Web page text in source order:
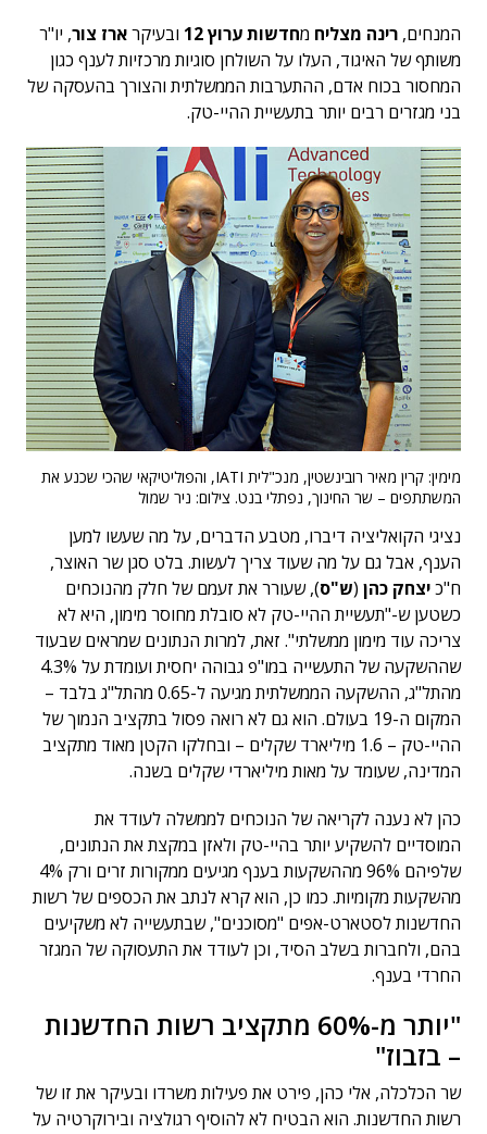
המנחים, רינה מצליח מחדשות ערוץ 12 ובעיקרארז צור, יו"ר
משותף של האיגוד, העלו על השולחן סוגיות מרכזיות לענף כגון
המחסור בכוח אדם, ההתערבות הממשלתית והצורך בהעסקה של
בני מגזרים רבים יותר בתעשיית ההיי-טק.
מימין: קרין מאיר רובינשטין, מנכ"לית IATI, והפוליטיקאי שהכי שכנע את
המשתתפים – שר החינוך, נפתלי בנט. צילום: ניר שמול
נציגי הקואליציה דיברו, מטבע הדברים, על מה שעשו למען
הענף, אבל גם על מה שעוד צריך לעשות. בלט סגן שר האוצר,
ח"כיצחק כהן (ש"ס), שעורר את זעמם של חלק מהנוכחים
כשטען ש-"תעשיית ההיי-טק לא סובלת מחוסר מימון, היא לא
צריכה עוד מימון ממשלתי". זאת, למרות הנתונים שמראים שבעוד
שההשקעה של התעשייה במו"פ גבוהה יחסית ועומדת על 4.3%
מהתל"ג, ההשקעה הממשלתית מגיעה ל-0.65 מהתל"ג בלבד –
המקום ה-19 בעולם. הוא גם לא רואה פסול בתקציב הנמוך של
ההיי-טק – 1.6 מיליארד שקלים – ובחלקו הקטן מאוד מתקציב
המדינה, שעומד על מאות מיליארדי שקלים בשנה.
כהן לא נענה לקריאה של הנוכחים לממשלה לעודד את
המוסדיים להשקיע יותר בהיי-טק ולאזן במקצת את הנתונים,
שלפיהם 96% מההשקעות בענף מגיעים ממקורות זרים ורק 4%
מהשקעות מקומיות. כמו כן, הוא קרא לנתב את הכספים של רשות
החדשנות לסטארט-אפים "מסוכנים", שבתעשייה לא משקיעים
בהם, ולחברות בשלב הסיד, וכן לעודד את התעסוקה של המגזר
החרדי בענף.
"יותר מ-60% מתקציב רשות החדשנות
– בזבוז"
שר הכלכלה, אלי כהן, פירט את פעילות משרדו ובעיקר את זו של
רשות החדשנות. הוא הבטיח לא להוסיף רגולציה ובירוקרטיה על